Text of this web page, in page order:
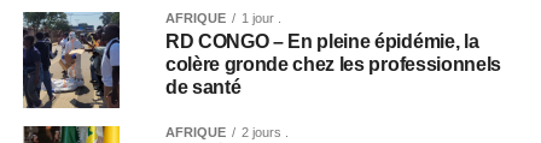
AFRIQUE 1 jour .
RD CONGO – En pleine épidémie, la
colère gronde chez les professionnels
de santé
AFRIQUE 2 jours .